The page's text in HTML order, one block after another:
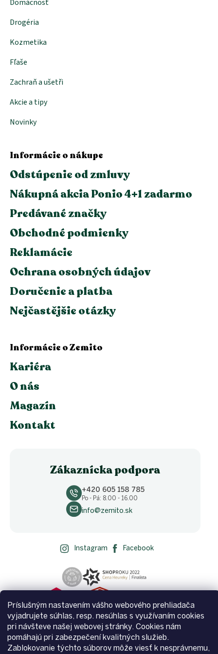
Príslušným nastavením vášho webového prehliadača
vyjadrujete súhlas, resp. nesúhlas s využívaním cookies
pri návšteve našej webovej stránky. Cookies nám
pomáhajú pri zabezpečení kvalitných služieb.
Zablokovanie týchto súborov môže viesť k nesprávnemu,
Domácnosť
Drogéria
Kozmetika
Fľaše
Zachraň a ušetři
Akcie a tipy
Novinky
Informácie o nákupe
Odstúpenie od zmluvy
Nákupná akcia Ponio 4+1 zadarmo
Predávané značky
Obchodné podmienky
Reklamácie
Ochrana osobných údajov
Doručenie a platba
Nejčastějšie otázky
Informácie o Zemito
Kariéra
O nás
Magazín
Kontakt
Zákaznícka podpora
+420 605 158 785
Po - Pá: 8.00 - 16.00
info@zemito.sk
Instagram Facebook